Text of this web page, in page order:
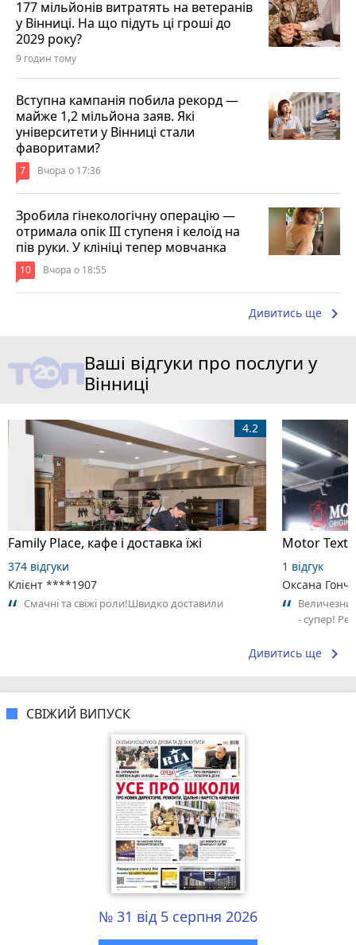
177 мільйонів витратять на ветеранів
у Вінниці. На що підуть ці гроші до
2029 року?
9 годин тому
Вступна кампанія побила рекорд —
майже 1,2 мільйона заяв. Які
університети у Вінниці стали
фаворитами?
7 Вчора о 17:36
Зробила гінекологічну операцію —
отримала опік ІІІ ступеня і келоїд на
пів руки. У клініці тепер мовчанка
10 Вчора о 18:55
Дивитись ще keyboard_arrow_right
Ваші відгуки про послуги у
Вінниці
Family Place, кафе і доставка їжі
4.2
374 відгуки
Клієнт ****1907
Смачні та свіжі роли!Швидко доставили
1 відгук
Оксана
- супер!
Дивитись ще keyboard_arrow_right
СВІЖИЙ ВИПУСК
№ 31 від 5 серпня 2026